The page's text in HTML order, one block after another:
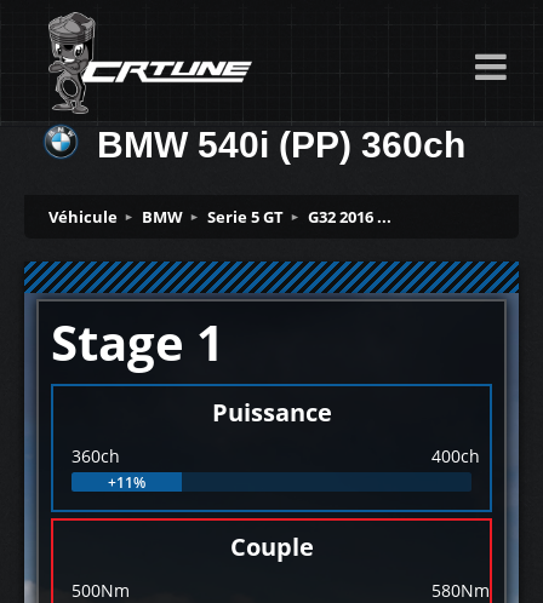
BMW 540i (PP) 360ch
Véhicule BMW Serie 5 GT G32 2016 ...
Stage 1
Puissance
360ch 400ch
+11%
Couple
500Nm 580Nm